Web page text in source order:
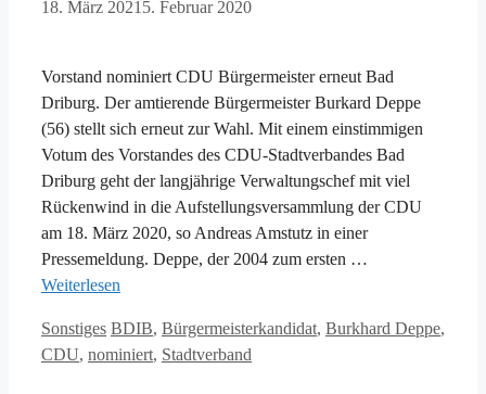
18. März 2021 5. Februar 2020
Vorstand nominiert CDU Bürgermeister erneut Bad
Driburg. Der amtierende Bürgermeister Burkard Deppe
(56) stellt sich erneut zur Wahl. Mit einem einstimmigen
Votum des Vorstandes des CDU-Stadtverbandes Bad
Driburg geht der langjährige Verwaltungschef mit viel
Rückenwind in die Aufstellungsversammlung der CDU
am 18. März 2020, so Andreas Amstutz in einer
Pressemeldung. Deppe, der 2004 zum ersten …
Weiterlesen
Kategorien
Sonstiges Schlagwörter
BDIB, Bürgermeisterkandidat, Burkhard Deppe,
CDU, nominiert, Stadtverband